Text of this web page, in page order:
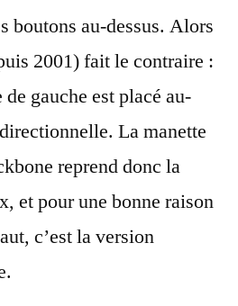
boutons au-dessus. Alors
2001) fait le contraire :
gauche est placé au-
La manette
reprend donc la
et pour une bonne raison
c’est la version